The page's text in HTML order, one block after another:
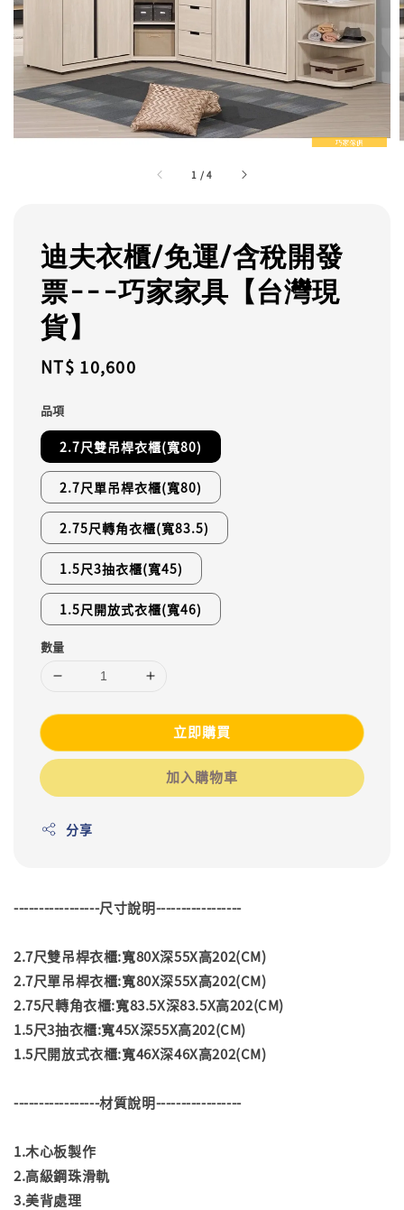
1 /4
迪夫衣櫃/免運/含稅開發
票---巧家家具【台灣現
貨】
Regular
NT$ 10,600
品項
2.7尺雙吊桿衣櫃(寬80)
2.7尺單吊桿衣櫃(寬80)
2.75尺轉角衣櫃(寬83.5)
1.5尺3抽衣櫃(寬45)
1.5尺開放式衣櫃(寬46)
數量
立即購買
加入購物車
分享
-----------------尺寸說明-----------------
2.7尺雙吊桿衣櫃:寬80X深55X高202(CM)
2.7尺單吊桿衣櫃:寬80X深55X高202(CM)
2.75尺轉角衣櫃:寬83.5X深83.5X高202(CM)
1.5尺3抽衣櫃:寬45X深55X高202(CM)
1.5尺開放式衣櫃:寬46X深46X高202(CM)
-----------------材質說明-----------------
1.木心板製作
2.高級鋼珠滑軌
3.美背處理